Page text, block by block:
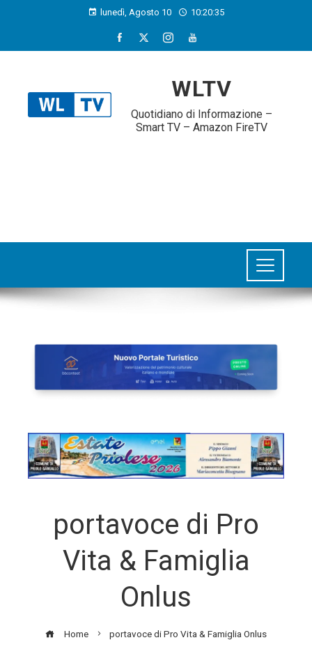
lunedì, Agosto 10 10:20:36
WLTV
Quotidiano di Informazione –
Smart TV – Amazon FireTV
portavoce di Pro
Vita & Famiglia
Onlus
Home portavoce di Pro Vita & Famiglia Onlus